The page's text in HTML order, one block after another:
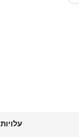
עלויות